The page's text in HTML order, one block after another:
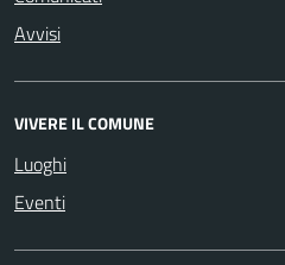
Avvisi
VIVERE IL COMUNE
Luoghi
Eventi